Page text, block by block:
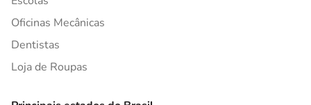
Oficinas Mecânicas
Dentistas
Loja de Roupas